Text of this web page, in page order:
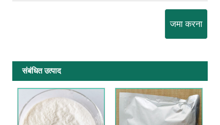
जमा करना
संबंधित उत्पाद